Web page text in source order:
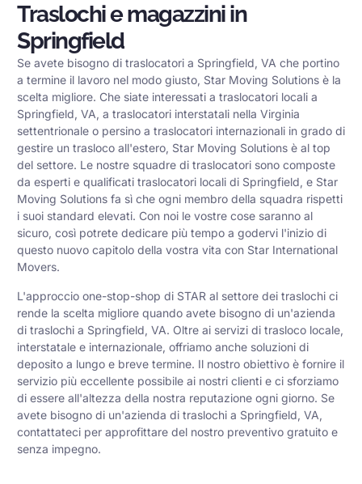
Traslochi e magazzini in
Springfield
Se avete bisogno di traslocatori a Springfield, VA che portino
a termine il lavoro nel modo giusto, Star Moving Solutions è la
scelta migliore. Che siate interessati a traslocatori locali a
Springfield, VA, a traslocatori interstatali nella Virginia
settentrionale o persino a traslocatori internazionali in grado di
gestire un trasloco all'estero, Star Moving Solutions è al top
del settore. Le nostre squadre di traslocatori sono composte
da esperti e qualificati traslocatori locali di Springfield, e Star
Moving Solutions fa sì che ogni membro della squadra rispetti
i suoi standard elevati. Con noi le vostre cose saranno al
sicuro, così potrete dedicare più tempo a godervi l'inizio di
questo nuovo capitolo della vostra vita con Star International
Movers.
L'approccio one-stop-shop di STAR al settore dei traslochi ci
rende la scelta migliore quando avete bisogno di un'azienda
di traslochi a Springfield, VA. Oltre ai servizi di trasloco locale,
interstatale e internazionale, offriamo anche soluzioni di
deposito a lungo e breve termine. Il nostro obiettivo è fornire il
servizio più eccellente possibile ai nostri clienti e ci sforziamo
di essere all'altezza della nostra reputazione ogni giorno. Se
avete bisogno di un'azienda di traslochi a Springfield, VA,
contattateci per approfittare del nostro preventivo gratuito e
senza impegno.